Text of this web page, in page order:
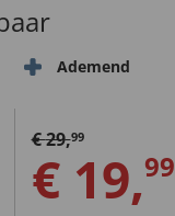
Ademend
€29,99
€ 19,99